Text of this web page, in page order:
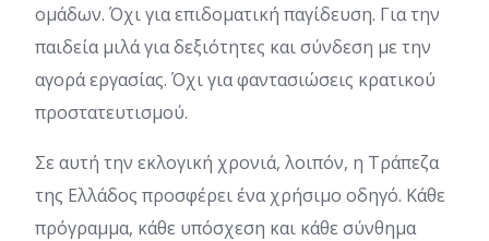
ομάδων. Όχι για επιδοματική παγίδευση. Για την
παιδεία μιλά για δεξιότητες και σύνδεση με την
αγορά εργασίας. Όχι για φαντασιώσεις κρατικού
προστατευτισμού.
Σε αυτή την εκλογική χρονιά, λοιπόν, η Τράπεζα
της Ελλάδος προσφέρει ένα χρήσιμο οδηγό. Κάθε
πρόγραμμα, κάθε υπόσχεση και κάθε σύνθημα